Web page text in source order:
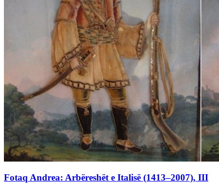
Fotaq Andrea: Arbëreshët e Italisë (1413–2007), III